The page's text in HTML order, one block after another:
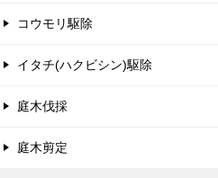
コウモリ駆除
イタチ(ハクビシン)駆除
庭木伐採
庭木剪定